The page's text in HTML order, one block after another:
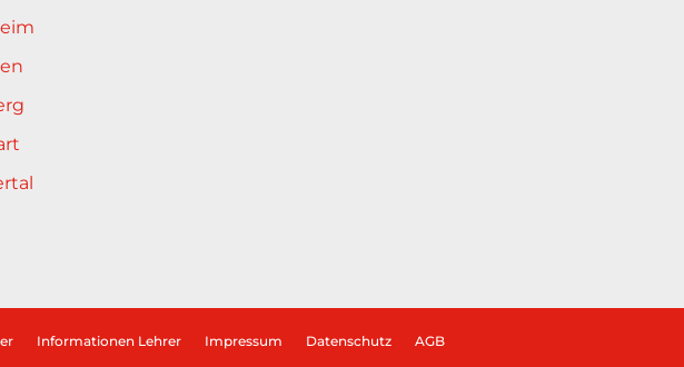
Informationen Lehrer Impressum Datenschutz AGB